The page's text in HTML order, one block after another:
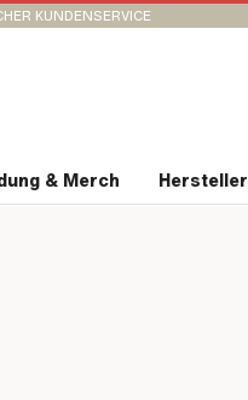
KUNDENSERVICE
& Merch Hersteller